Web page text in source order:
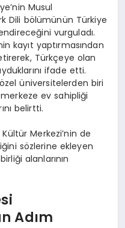
Musul
Dili bölümünün Türkiye
vurguladı.
kayıt yaptırmasından
Türkçeye olan
ifade etti.
üniversitelerden biri
ev sahipliği
belirtti.
Merkezi’nin de
sözlerine ekleyen
alanlarının
Adım